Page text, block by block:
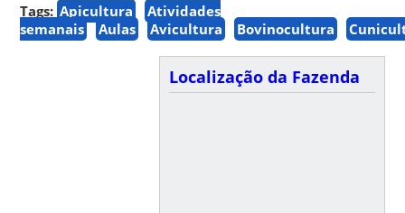
Tags: Apicultura
Atividades
semanais
Aulas Avicultura Bovinocultura
Localização da Fazenda